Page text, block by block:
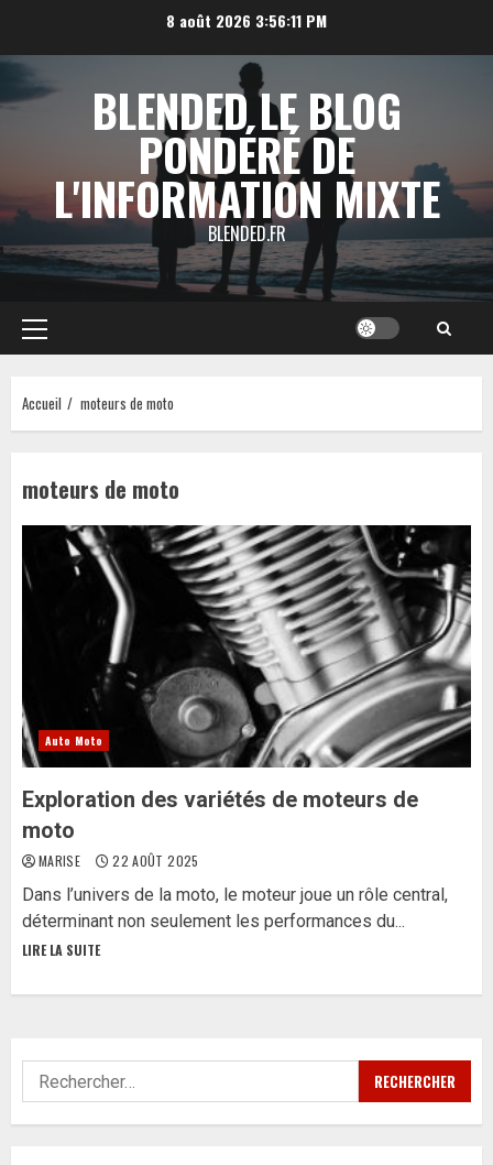
contenu
8 août 2026 3:56:12 PM
BLENDED LE BLOG
PONDÉRÉ DE
L'INFORMATION MIXTE
BLENDED.FR
Menu
principal
Accueil moteurs de moto
moteurs de moto
Auto Moto
Exploration des variétés de moteurs de
moto
MARISE 22 AOÛT 2025
Dans l’univers de la moto, le moteur joue un rôle central,
déterminant non seulement les performances du...
LIRE LA SUITE
Rechercher :